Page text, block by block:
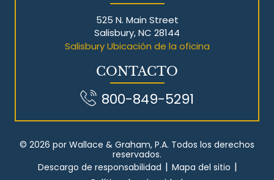
525 N. Main Street
Salisbury, NC 28144
Salisbury Ubicación de la oficina
CONTACTO
800-849-5291
© 2026 por Wallace & Graham, P.A. Todos los derechos
reservados.
Descargo de responsabilidad | Mapa del sitio |